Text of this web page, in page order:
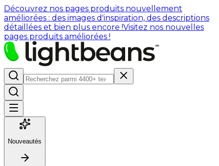
Découvrez nos pages produits nouvellement
améliorées : des images d'inspiration, des descriptions
détaillées et bien plus encore !Visitez nos nouvelles
pages produits améliorées !
Nouveautés